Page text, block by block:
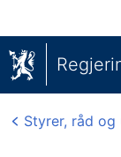
Styrer, råd og